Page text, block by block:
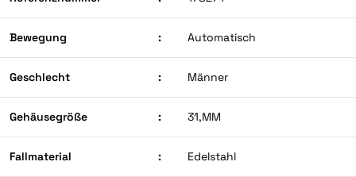
Bewegung : Automatisch
Geschlecht : Männer
Gehäusegröße : 31,MM
Fallmaterial : Edelstahl